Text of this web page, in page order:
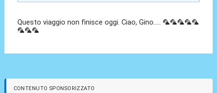
Questo viaggio non finisce oggi. Ciao, Gino..... 🦜🦜🦜🦜🦜
🦜🦜🦜
CONTENUTO SPONSORIZZATO